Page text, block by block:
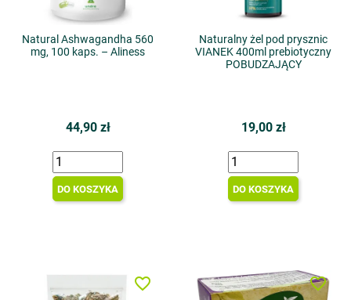
Natural Ashwagandha 560
mg, 100 kaps. – Aliness
44,90 zł
DO KOSZYKA
Naturalny żel pod prysznic
VIANEK 400ml prebiotyczny
POBUDZAJĄCY
19,00 zł
DO KOSZYKA
favorite_border favorite_border